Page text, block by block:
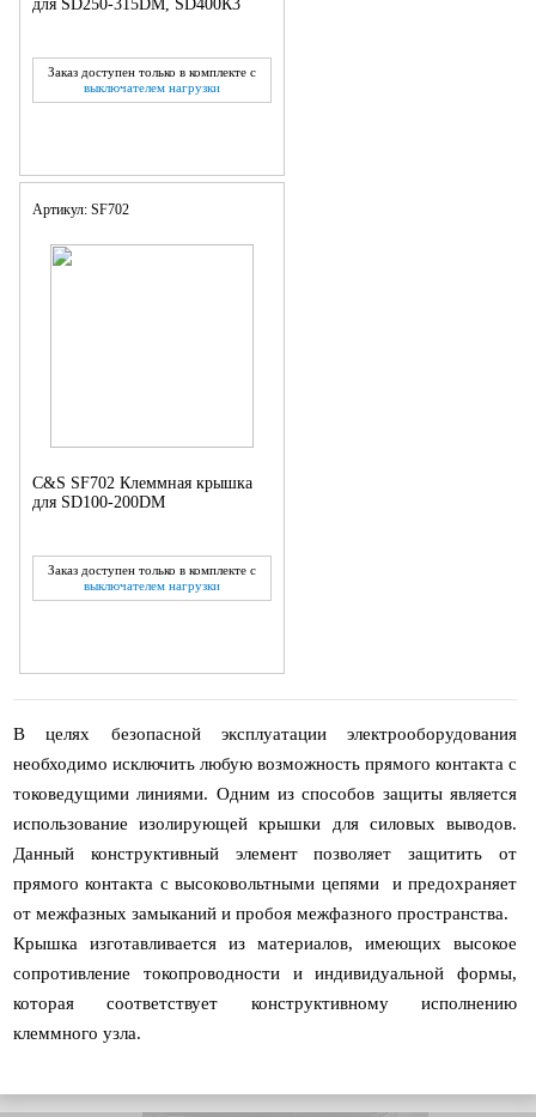
для SD250-315DM, SD400К3
Заказ доступен только в комплекте с
выключателем нагрузки
Артикул: SF702
C&S SF702 Клеммная крышка
для SD100-200DM
Заказ доступен только в комплекте с
выключателем нагрузки
В целях безопасной эксплуатации электрооборудования
необходимо исключить любую возможность прямого контакта с
токоведущими линиями. Одним из способов защиты является
использование изолирующей крышки для силовых выводов.
Данный конструктивный элемент позволяет защитить от
прямого контакта с высоковольтными цепями и предохраняет
от межфазных замыканий и пробоя межфазного пространства.
Крышка изготавливается из материалов, имеющих высокое
сопротивление токопроводности и индивидуальной формы,
которая соответствует конструктивному исполнению
клеммного узла.